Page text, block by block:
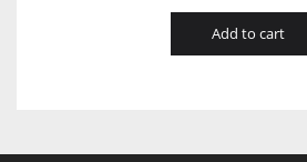
Add to cart